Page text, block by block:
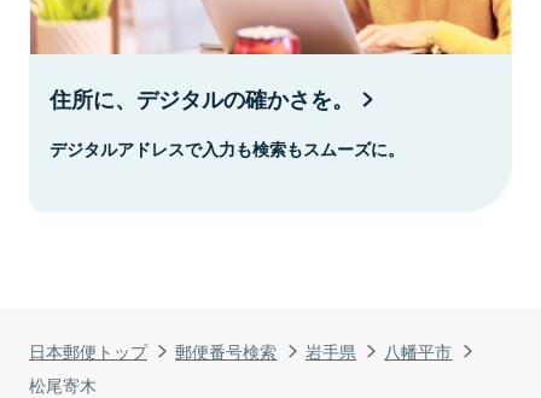
日本郵便トップ 郵便番号検索 岩手県
八幡平市
松尾寄木
住所に、デジタルの確かさを。
デジタルアドレスで入力も検索もスムーズに。